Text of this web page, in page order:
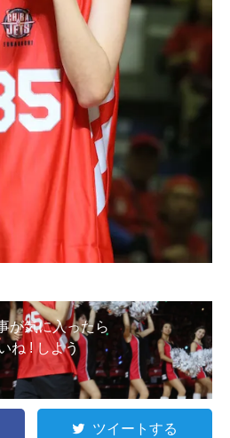
が気に入ったら
ね ! しよう
ツイートする